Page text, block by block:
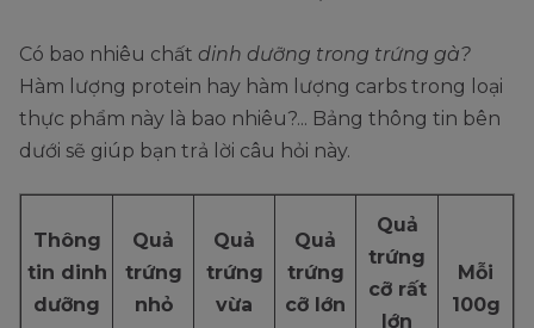
Có bao nhiêu chất dinh dưỡng trong trứng gà?
Hàm lượng protein hay hàm lượng carbs trong loại
thực phẩm này là bao nhiêu?... Bảng thông tin bên
dưới sẽ giúp bạn trả lời câu hỏi này.
Thông
tin dinh
dưỡng
Quả
trứng
nhỏ
Quả
trứng
vừa
Quả
trứng
cỡ lớn
Quả
trứng
cỡ rất
lớn
Mỗi
100g